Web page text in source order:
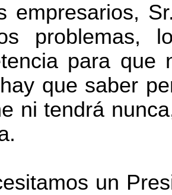
Sr.
para que
que saber
ni tendrá
un